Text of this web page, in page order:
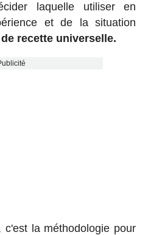
laquelle utiliser en
et de la situation
recette universelle.
la méthodologie pour